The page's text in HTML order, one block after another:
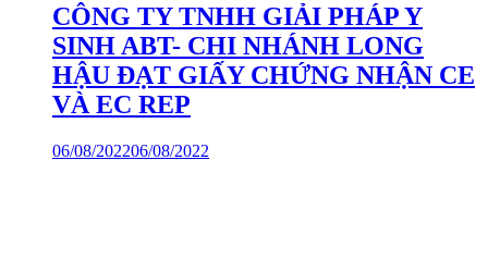
CÔNG TY TNHH GIẢI PHÁP Y
SINH ABT- CHI NHÁNH LONG
HẬU ĐẠT GIẤY CHỨNG NHẬN CE
VÀ EC REP
06/08/202206/08/2022